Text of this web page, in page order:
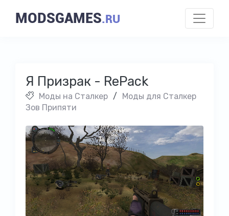
MODSGAMES.RU
Я Призрак - RePack
Моды на Cталкер /
Моды для Сталкер
Зов Припяти